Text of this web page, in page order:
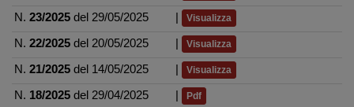
N. 23/2025 del 29/05/2025 Visualizza
N. 22/2025 del 20/05/2025 Visualizza
N. 21/2025 del 14/05/2025 Visualizza
N. 18/2025 del 29/04/2025 Pdf